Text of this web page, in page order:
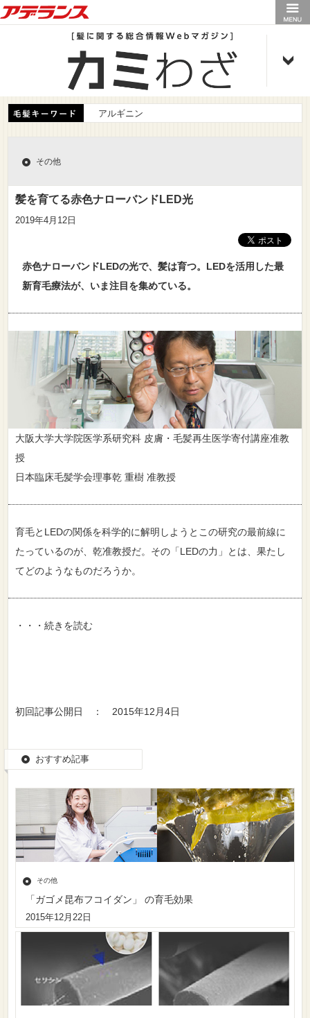
アデランス
アルギニン
その他
髪を育てる赤色ナローバンドLED光
2019年4月12日
赤色ナローバンドLEDの光で、髪は育つ。LEDを活用した最
新育毛療法が、いま注目を集めている。
大阪大学大学院医学系研究科 皮膚・毛髪再生医学寄付講座准教
授
日本臨床毛髪学会理事乾 重樹 准教授
育毛とLEDの関係を科学的に解明しようとこの研究の最前線に
たっているのが、乾准教授だ。その「LEDの力」とは、果たし
てどのようなものだろうか。
・・・続きを読む
初回記事公開日 ： 2015年12月4日
おすすめ記事
その他
「ガゴメ昆布フコイダン」 の育毛効果
2015年12月22日